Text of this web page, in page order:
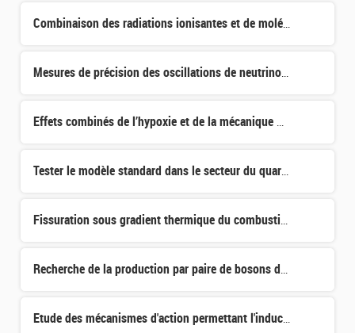
Combinaison des radiations ionisantes et de molécules radio-sensibilisantes dans des modèles de cancer d
Mesures de précision des oscillations de neutrinos et recherche de la violation de CP avec les expérienc
Effets combinés de l’hypoxie et de la mécanique matricielle sur la physiopathologie de la fibrose pulmon
Tester le modèle standard dans le secteur du quark top et du boson de Higgs de façon innovante avec plus
Fissuration sous gradient thermique du combustible lors d’une chauffe laser: corrélation d’images, simul
Recherche de la production par paire de bosons de Higgs dans le canal multilepton à 13.6 TeV avec le dét
Etude des mécanismes d'action permettant l'induction d'une protection à long terme par la vaccination co